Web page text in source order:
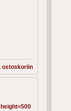
ostoskoriin